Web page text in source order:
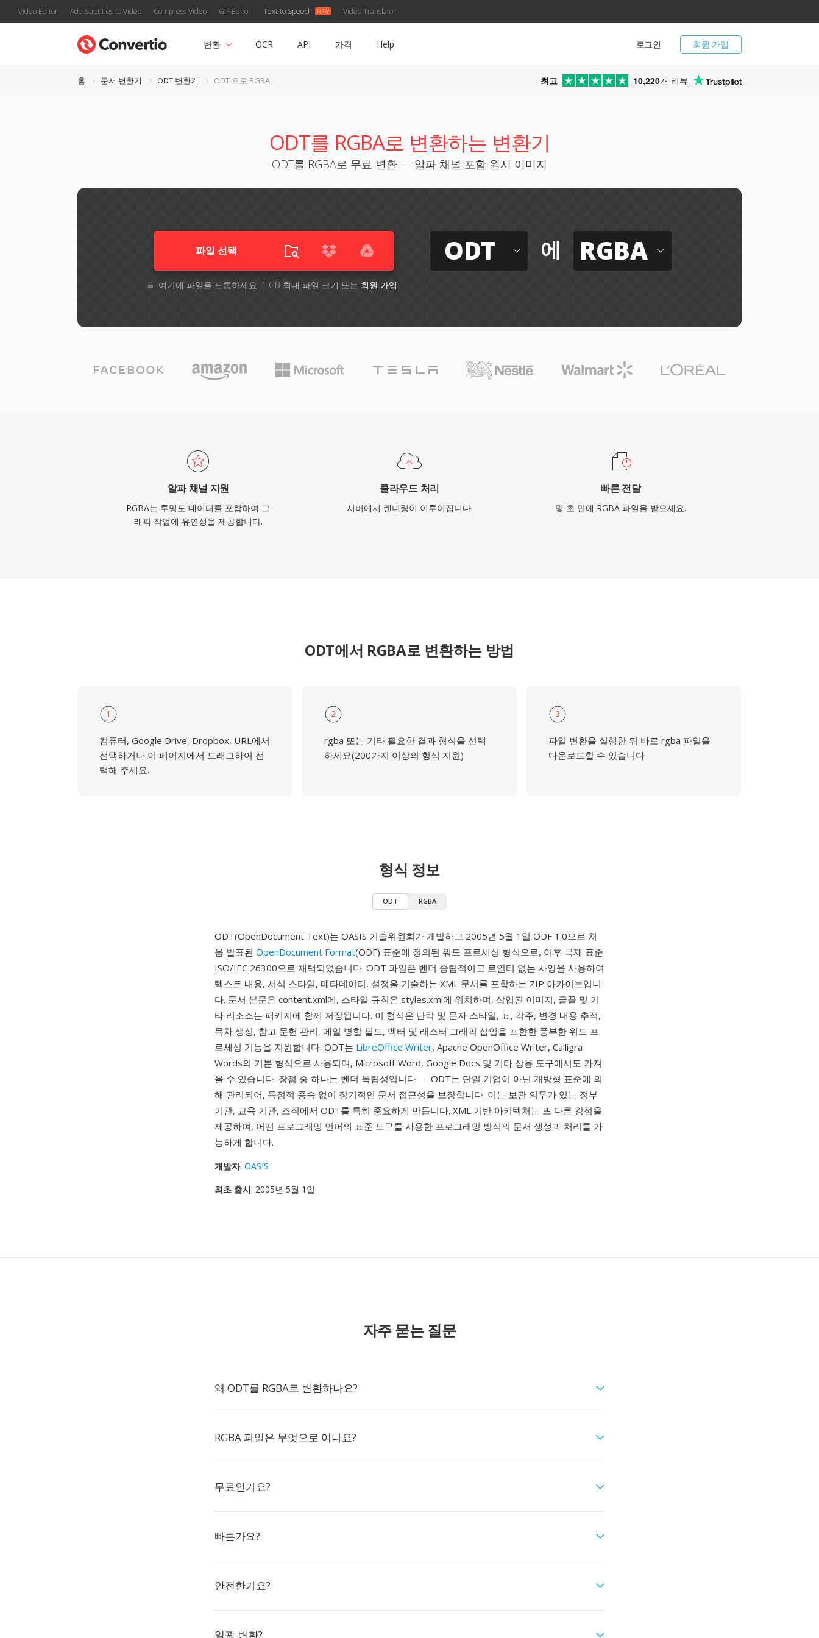
Video Editor Add Subtitles to Video Compress Video GIF Editor Text to Speech Video Translator
회원 가입
로그인
변환 OCR API 가격 Help
홈 문서 변환기 ODT 변환기 ODT 으로 RGBA 최고 10,220개 리뷰
ODT를 RGBA로 변환하는 변환기
ODT를 RGBA로 무료 변환 — 알파 채널 포함 원시 이미지
파일 선택
여기에 파일을 드롭하세요. 1 GB 최대 파일 크기 또는 회원 가입
ODT 에 RGBA
알파 채널 지원
RGBA는 투명도 데이터를 포함하여 그
래픽 작업에 유연성을 제공합니다.
클라우드 처리
서버에서 렌더링이 이루어집니다.
빠른 전달
몇 초 만에 RGBA 파일을 받으세요.
ODT에서 RGBA로 변환하는 방법
1
컴퓨터, Google Drive, Dropbox, URL에서
선택하거나 이 페이지에서 드래그하여 선
택해 주세요.
2
rgba 또는 기타 필요한 결과 형식을 선택
하세요(200가지 이상의 형식 지원)
3
파일 변환을 실행한 뒤 바로 rgba 파일을
다운로드할 수 있습니다
형식 정보
ODT RGBA
ODT(OpenDocument Text)는 OASIS 기술위원회가 개발하고 2005년 5월 1일 ODF 1.0으로 처
음 발표된 OpenDocument Format(ODF) 표준에 정의된 워드 프로세싱 형식으로, 이후 국제 표준
ISO/IEC 26300으로 채택되었습니다. ODT 파일은 벤더 중립적이고 로열티 없는 사양을 사용하여
텍스트 내용, 서식 스타일, 메타데이터, 설정을 기술하는 XML 문서를 포함하는 ZIP 아카이브입니
다. 문서 본문은 content.xml에, 스타일 규칙은 styles.xml에 위치하며, 삽입된 이미지, 글꼴 및 기
타 리소스는 패키지에 함께 저장됩니다. 이 형식은 단락 및 문자 스타일, 표, 각주, 변경 내용 추적,
목차 생성, 참고 문헌 관리, 메일 병합 필드, 벡터 및 래스터 그래픽 삽입을 포함한 풍부한 워드 프
로세싱 기능을 지원합니다. ODT는 LibreOffice Writer, Apache OpenOffice Writer, Calligra
Words의 기본 형식으로 사용되며, Microsoft Word, Google Docs 및 기타 상용 도구에서도 가져
올 수 있습니다. 장점 중 하나는 벤더 독립성입니다 — ODT는 단일 기업이 아닌 개방형 표준에 의
해 관리되어, 독점적 종속 없이 장기적인 문서 접근성을 보장합니다. 이는 보관 의무가 있는 정부
기관, 교육 기관, 조직에서 ODT를 특히 중요하게 만듭니다. XML 기반 아키텍처는 또 다른 강점을
제공하여, 어떤 프로그래밍 언어의 표준 도구를 사용한 프로그래밍 방식의 문서 생성과 처리를 가
능하게 합니다.
개발자: OASIS
최초 출시: 2005년 5월 1일
자주 묻는 질문
왜 ODT를 RGBA로 변환하나요?
RGBA 파일은 무엇으로 여나요?
무료인가요?
빠른가요?
안전한가요?
일괄 변환?